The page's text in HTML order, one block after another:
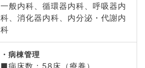
一般内科、循環器内科、呼吸器内
科、消化器内科、内分泌・代謝内
科
病棟管理
■病床数：58床（療養）